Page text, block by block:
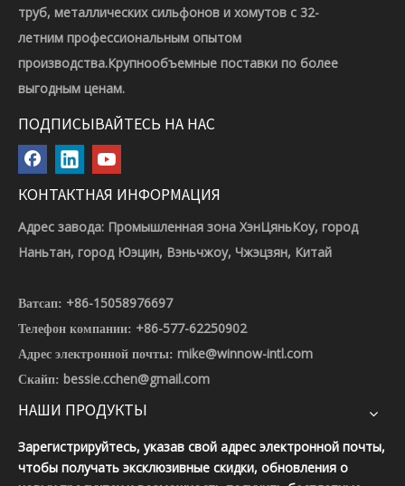
труб, металлических сильфонов и хомутов с 32-
летним профессиональным опытом
производства.Крупнообъемные поставки по более
выгодным ценам.
ПОДПИСЫВАЙТЕСЬ НА НАС
КОНТАКТНАЯ ИНФОРМАЦИЯ
Адрес завода: Промышленная зона ХэнЦяньКоу, город
Наньтан, город Юэцин, Вэньчжоу, Чжэцзян, Китай
Ватсап: +86-15058976697
Телефон компании: +86-577-62250902
Адрес электронной почты: mike@winnow-intl.com
Скайп: bessie.cchen@gmail.com
НАШИ ПРОДУКТЫ
Зарегистрируйтесь, указав свой адрес электронной почты,
чтобы получать эксклюзивные скидки, обновления о